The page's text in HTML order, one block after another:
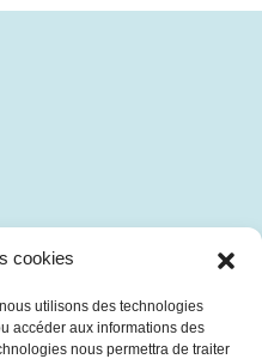
cookies
utilisons des technologies
accéder aux informations des
nous permettra de traiter